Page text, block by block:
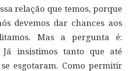
relação que temos, porque
devemos dar chances aos
Mas a pergunta é:
Já insistimos tanto que até
esgotaram. Como permitir